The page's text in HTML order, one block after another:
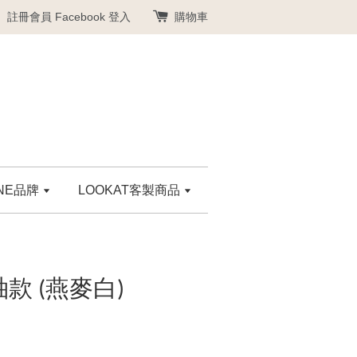
註冊會員 Facebook 登入 購物車
品牌 LOOKAT客製商品
款 (燕麥白)